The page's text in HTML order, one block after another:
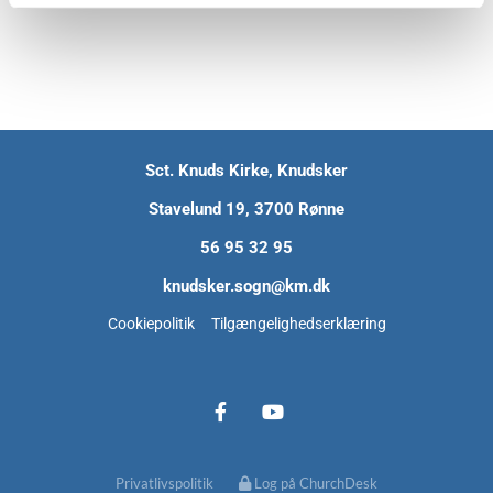
Sct. Knuds Kirke, Knudsker
Stavelund 19, 3700 Rønne
56 95 32 95
knudsker.sogn@km.dk
Cookiepolitik Tilgængelighedserklæring
Privatlivspolitik Log på ChurchDesk